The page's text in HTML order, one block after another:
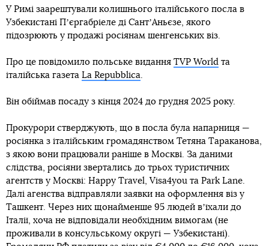
У Римі заарештували колишнього італійського посла в
Узбекистані Пʼєргабріеле ді СантʼАньєзе, якого
підозрюють у продажі росіянам шенгенських віз.
Про це повідомило польське видання TVP World та
італійська газета La Repubblica.
Він обіймав посаду з кінця 2024 до грудня 2025 року.
Прокурори стверджують, що в посла була напарниця —
росіянка з італійським громадянством Тетяна Тараканова,
з якою вони працювали раніше в Москві. За даними
слідства, росіяни звертались до трьох туристичних
агентств у Москві: Happy Travel, Visa4you та Park Lane.
Далі агенства відправляли заявки на оформлення віз у
Ташкент. Через них щонайменше 95 людей вʼїхали до
Італії, хоча не відповідали необхідним вимогам (не
проживали в консульському округі — Узбекистані).